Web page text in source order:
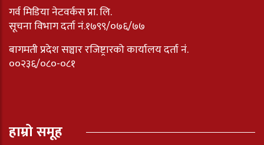
गर्व मिडिया नेटवर्कस प्रा. लि.
सूचना विभाग दर्ता नं.१७९९/०७६/७७
बागमती प्रदेश सञ्चार रजिष्ट्रारको कार्यालय दर्ता नंं.
००२३६/०८०-०८१
हाम्रो समूह